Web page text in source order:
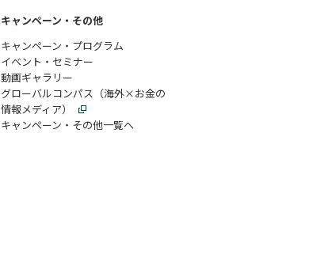
キャンペーン・その他
キャンペーン・プログラム
イベント・セミナー
動画ギャラリー
グローバルコンパス（海外×お金の
情報メディア）
キャンペーン・その他一覧へ